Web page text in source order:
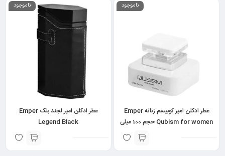
ناموجود
عطر ادکلن امپر کوبیسم زنانه Emper
Qubism for women حجم 100 میلی
ناموجود
عطر ادکلن امپر لجند بلک Emper
Legend Black